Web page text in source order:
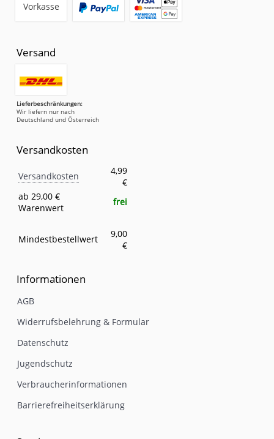
Vorkasse
Versand
Lieferbeschränkungen:
Wir liefern nur nach
Deutschland und Österreich
Versandkosten
Eigenschaft
Versandkosten
4,99
€
ab 29,00 €
Warenwert
frei
Mindestbestellwert
9,00
€
Informationen
AGB
Widerrufsbelehrung & Formular
Datenschutz
Jugendschutz
Verbraucherinformationen
Barrierefreiheitserklärung